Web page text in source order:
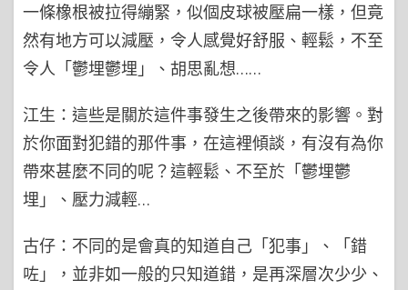
一條橡根被拉得繃緊，似個皮球被壓扁一樣，但竟
然有地方可以減壓，令人感覺好舒服、輕鬆，不至
令人「鬱埋鬱埋」、胡思亂想……
江生：這些是關於這件事發生之後帶來的影響。對
於你面對犯錯的那件事，在這裡傾談，有沒有為你
帶來甚麼不同的呢？這輕鬆、不至於「鬱埋鬱
埋」、壓力減輕…
古仔：不同的是會真的知道自己「犯事」、「錯
咗」，並非如一般的只知道錯，是再深層次少少、